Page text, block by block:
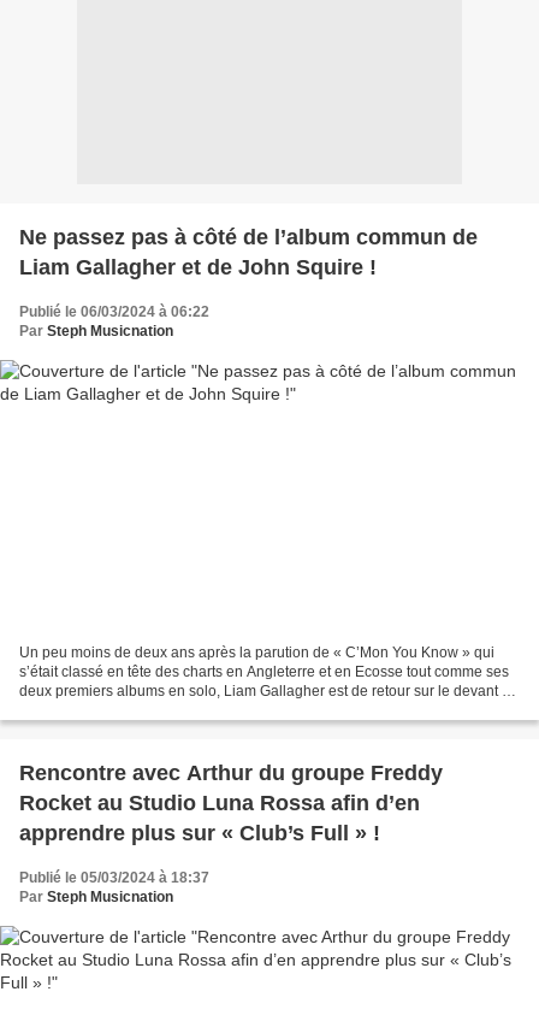
Ne passez pas à côté de l’album commun de
Liam Gallagher et de John Squire !
Publié le 06/03/2024 à 06:22
Par Steph Musicnation
Un peu moins de deux ans après la parution de « C’Mon You Know » qui
s’était classé en tête des charts en Angleterre et en Ecosse tout comme ses
deux premiers albums en solo, Liam Gallagher est de retour sur le devant de
Rencontre avec Arthur du groupe Freddy
Rocket au Studio Luna Rossa afin d’en
apprendre plus sur « Club’s Full » !
Publié le 05/03/2024 à 18:37
Par Steph Musicnation